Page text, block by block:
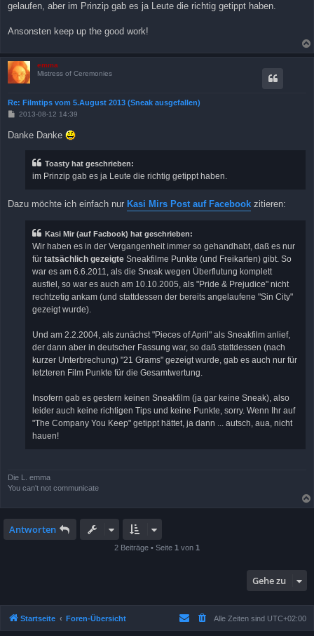
gelaufen, aber im Prinzip gab es ja Leute die richtig getippt haben.
Ansonsten keep up the good work!
emma
Mistress of Ceremonies
Re: Filmtips vom 5.August 2013 (Sneak ausgefallen)
B
t
2013-08-12 14:39
Danke Danke
Toasty hat geschrieben:
im Prinzip gab es ja Leute die richtig getippt haben.
Dazu möchte ich einfach nur Kasi Mirs Post auf Facebook zitieren:
Kasi Mir (auf Facbook) hat geschrieben:
Wir haben es in der Vergangenheit immer so gehandhabt, daß es nur
für tatsächlich gezeigte Sneakfilme Punkte (und Freikarten) gibt. So
war es am 6.6.2011, als die Sneak wegen Überflutung komplett
ausfiel, so war es auch am 10.10.2005, als "Pride & Prejudice" nicht
rechtzetig ankam (und stattdessen der bereits angelaufene "Sin City"
gezeigt wurde).
Und am 2.2.2004, als zunächst "Pieces of April" als Sneakfilm anlief,
der dann aber in deutscher Fassung war, so daß stattdessen (nach
kurzer Unterbrechung) "21 Grams" gezeigt wurde, gab es auch nur für
letzteren Film Punkte für die Gesamtwertung.
Insofern gab es gestern keinen Sneakfilm (ja gar keine Sneak), also
leider auch keine richtigen Tips und keine Punkte, sorry. Wenn Ihr auf
"The Company You Keep" getippt hättet, ja dann ... autsch, aua, nicht
hauen!
Die L. emma
You can't not communicate
Antworten
2 Beiträge • Seite 1 von 1
Gehe zu
Startseite Foren-Übersicht Alle Zeiten sind UTC+02:00